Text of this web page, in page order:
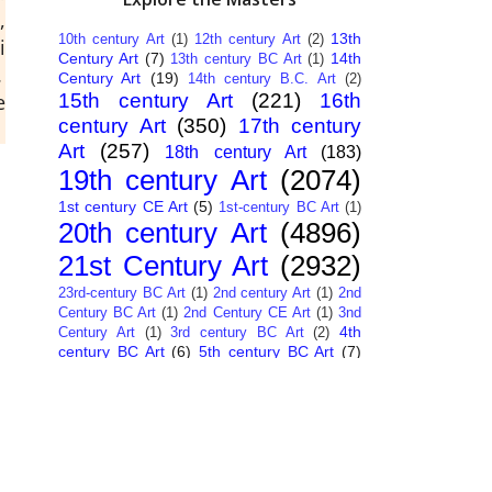
10th century Art (1) 12th century Art (2) 13th
Century Art (7) 13th century BC Art (1) 14th
Century Art (19) 14th century B.C. Art (2)
15th century Art (221)
16th
century Art (350) 17th century
Art
(257) 18th century Art (183)
19th century Art (2074)
1st century CE Art (5) 1st-century BC Art (1)
20th century Art (4896)
21st Century Art (2932)
23rd-century BC Art (1) 2nd century Art (1) 2nd
Century BC Art (1) 2nd Century CE Art (1) 3nd
Century Art
(1) 3rd century BC Art (2) 4th
century BC Art (6) 5th century BC Art (7)